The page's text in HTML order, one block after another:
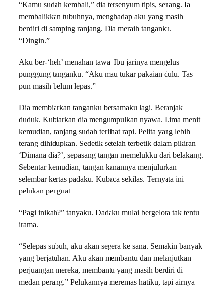
“Kamu sudah kembali,” dia tersenyum tipis, senang. Ia
membalikkan tubuhnya, menghadap aku yang masih
berdiri di samping ranjang. Dia meraih tanganku.
“Dingin.”
Aku ber-‘heh’ menahan tawa. Ibu jarinya mengelus
punggung tanganku. “Aku mau tukar pakaian dulu. Tas
pun masih belum lepas.”
Dia membiarkan tanganku bersamaku lagi. Beranjak
duduk. Kubiarkan dia mengumpulkan nyawa. Lima menit
kemudian, ranjang sudah terlihat rapi. Pelita yang lebih
terang dihidupkan. Sedetik setelah terbetik dalam pikiran
‘Dimana dia?’, sepasang tangan memelukku dari belakang.
Sebentar kemudian, tangan kanannya menjulurkan
selembar kertas padaku. Kubaca sekilas. Ternyata ini
pelukan penguat.
“Pagi inikah?” tanyaku. Dadaku mulai bergelora tak tentu
irama.
“Selepas subuh, aku akan segera ke sana. Semakin banyak
yang berjatuhan. Aku akan membantu dan melanjutkan
perjuangan mereka, membantu yang masih berdiri di
medan perang.” Pelukannya meremas hatiku, tapi airnya